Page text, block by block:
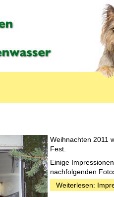
Weihnachten 2011
Fest.
Einige
nachfolgenden
Weiterlesen: